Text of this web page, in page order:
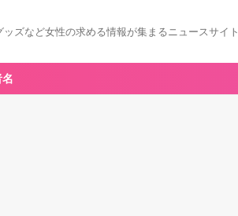
ズなど女性の求める情報が集まるニュースサイト